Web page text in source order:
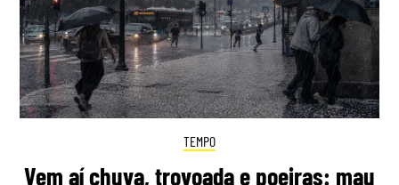
TEMPO
Vem aí chuva, trovoada e poeiras: mau